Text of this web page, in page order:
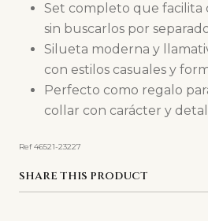
Set completo que facilita
sin buscarlos por
Silueta moderna y
con estilos casuales y
Perfecto como regalo
collar con carácter y
Ref 46521-23227
SHARE THIS PRODUCT